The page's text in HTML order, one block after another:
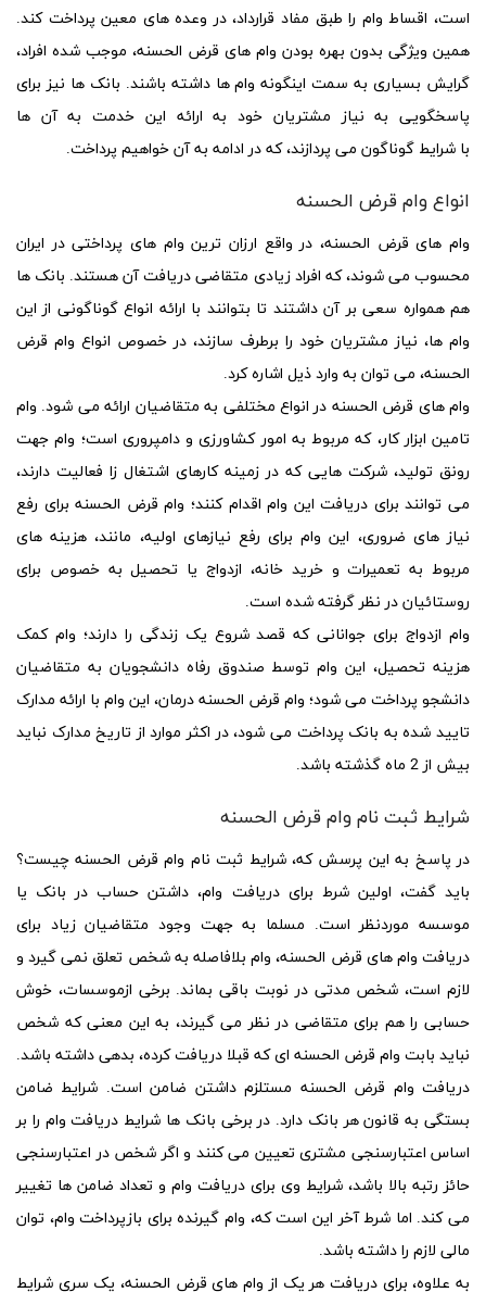
است، اقساط وام را طبق مفاد قرارداد، در وعده های معین پرداخت کند.
همین ویژگی بدون بهره بودن وام های قرض الحسنه، موجب شده افراد،
گرایش بسیاری به سمت اینگونه وام ها داشته باشند. بانک ها نیز برای
پاسخگویی به نیاز مشتریان خود به ارائه این خدمت به آن ها
با شرایط گوناگون می پردازند، که در ادامه به آن خواهیم پرداخت.
انواع وام قرض الحسنه
وام های قرض الحسنه، در واقع ارزان ترین وام های پرداختی در ایران
محسوب می شوند، که افراد زیادی متقاضی دریافت آن هستند. بانک ها
هم همواره سعی بر آن داشتند تا بتوانند با ارائه انواعگوناگونی از این
وام ها، نیاز مشتریان خود را برطرف سازند، در خصوص انواع وام قرض
الحسنه، می توان به وارد ذیل اشاره کرد.
وام های قرض الحسنه در انواع مختلفی به متقاضیان ارائه می شود. وام
تامین ابزار کار، که مربوط به امور کشاورزی و دامپروری است؛ وام جهت
رونق تولید، شرکت هایی که در زمینه کارهای اشتغال زا فعالیت دارند،
می توانند برای دریافت این وام اقدام کنند؛ وام قرض الحسنهبرای رفع
نیاز های ضروری، این وام برای رفع نیازهای اولیه، مانند، هزینه های
مربوط به تعمیرات و خرید خانه، ازدواج یا تحصیل به خصوص برای
روستائیان در نظر گرفته شده است.
وام ازدواج برای جوانانی که قصد شروع یک زندگی را دارند؛ وام کمک
هزینه تحصیل، این وام توسط صندوق رفاه دانشجویان به متقاضیان
دانشجو پرداخت می شود؛ وام قرض الحسنه درمان، این وام با ارائه مدارک
تایید شده به بانک پرداخت می شود، در اکثر موارد از تاریخ مدارک نباید
بیش از 2 ماه گذشته باشد.
شرایط ثبت نام وام قرض الحسنه
در پاسخ به این پرسش که،شرایط ثبت نام وام قرض الحسنه چیست؟
باید گفت، اولین شرط برای دریافت وام، داشتن حساب در بانک یا
موسسه موردنظر است. مسلما به جهت وجود متقاضیان زیاد برای
دریافتوام های قرض الحسنه، وام بلافاصله به شخص تعلق نمی گیرد و
لازم است، شخص مدتی در نوبت باقی بماند. برخی ازموسسات، خوش
حسابی را هم برای متقاضی در نظر می گیرند، به این معنی که شخص
نباید بابت وام قرض الحسنه ای که قبلا دریافت کرده، بدهی داشته باشد.
دریافت وام قرض الحسنه مستلزم داشتن ضامن است. شرایط ضامن
بستگی به قانون هر بانک دارد. در برخی بانک ها شرایط دریافت وام را بر
اساس اعتبارسنجی مشتری تعیین می کنند و اگر شخص در اعتبارسنجی
حائز رتبه بالا باشد، شرایط وی برای دریافت وام و تعداد ضامن ها تغییر
می کند. اما شرط آخر این است که، وام گیرنده برای بازپرداخت وام، توان
مالی لازم را داشته باشد.
به علاوه، برای دریافت هر یک از وام های قرض الحسنه، یک سری شرایط